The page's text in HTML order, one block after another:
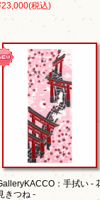
(税込)
：手拭い -
きつね -